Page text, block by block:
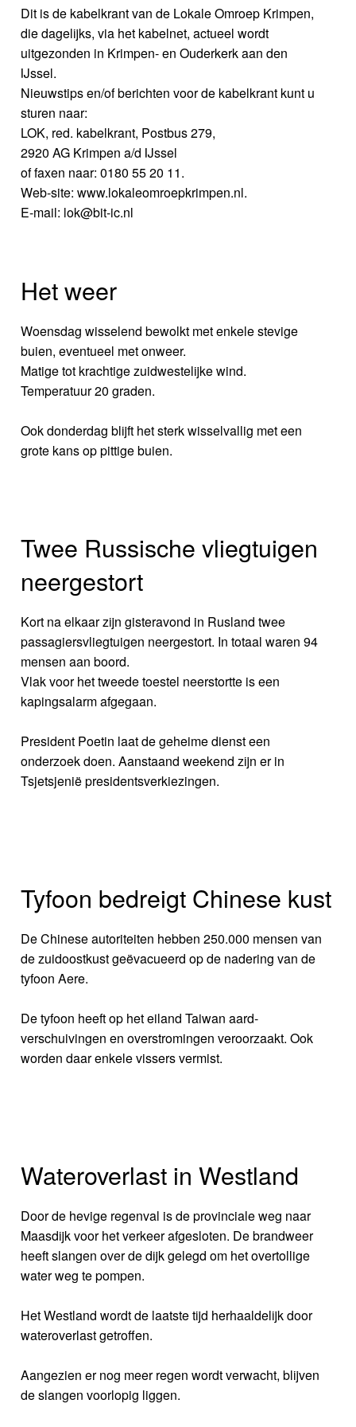
Dit is de kabelkrant van de Lokale Omroep Krimpen,
die dagelijks, via het kabelnet, actueel wordt
uitgezonden in Krimpen- en Ouderkerk aan den
IJssel.
Nieuwstips en/of berichten voor de kabelkrant kunt u
sturen naar:
LOK, red. kabelkrant, Postbus 279,
2920 AG Krimpen a/d IJssel
of faxen naar: 0180 55 20 11.
Web-site: www.lokaleomroepkrimpen.nl.
E-mail: lok@bit-ic.nl
Het weer
Woensdag wisselend bewolkt met enkele stevige
buien, eventueel met onweer.
Matige tot krachtige zuidwestelijke wind.
Temperatuur 20 graden.
Ook donderdag blijft het sterk wisselvallig met een
grote kans op pittige buien.
Twee Russische vliegtuigen
neergestort
Kort na elkaar zijn gisteravond in Rusland twee
passagiersvliegtuigen neergestort. In totaal waren 94
mensen aan boord.
Vlak voor het tweede toestel neerstortte is een
kapingsalarm afgegaan.
President Poetin laat de geheime dienst een
onderzoek doen. Aanstaand weekend zijn er in
Tsjetsjenië presidentsverkiezingen.
Tyfoon bedreigt Chinese kust
De Chinese autoriteiten hebben 250.000 mensen van
de zuidoostkust geëvacueerd op de nadering van de
tyfoon Aere.
De tyfoon heeft op het eiland Taiwan aard-
verschuivingen en overstromingen veroorzaakt. Ook
worden daar enkele vissers vermist.
Wateroverlast in Westland
Door de hevige regenval is de provinciale weg naar
Maasdijk voor het verkeer afgesloten. De brandweer
heeft slangen over de dijk gelegd om het overtollige
water weg te pompen.
Het Westland wordt de laatste tijd herhaaldelijk door
wateroverlast getroffen.
Aangezien er nog meer regen wordt verwacht, blijven
de slangen voorlopig liggen.